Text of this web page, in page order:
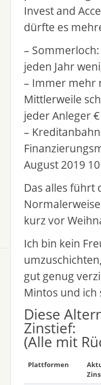
Invest and
dürfte es
–
jeden Jahr
– Immer mehr
Mittlerweile
jeder Anleger
–
August 2019
Das alles führt
kurz vor
Ich bin kein
gut genug
Mintos und
Diese
Zinstief:
(Alle mit
Plattformen